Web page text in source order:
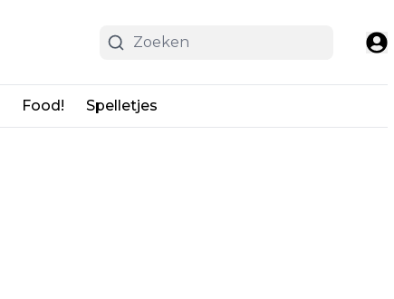
Food! Spelletjes